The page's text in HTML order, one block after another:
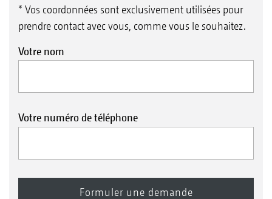
* Vos coordonnées sont exclusivement utilisées pour
prendre contact avec vous, comme vous le souhaitez.
Votre nom
Votre numéro de téléphone